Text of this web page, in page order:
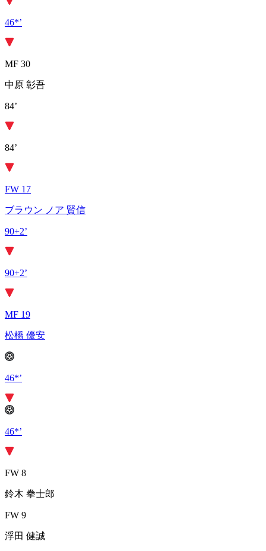
46*’
MF 30
中原 彰吾
84’
84’
FW 17
ブラウン ノア 賢信
90+2’
90+2’
MF 19
松橋 優安
46*’
46*’
FW 8
鈴木 拳士郎
FW 9
浮田 健誠